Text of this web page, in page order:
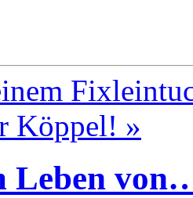
Köppel! »
Leben